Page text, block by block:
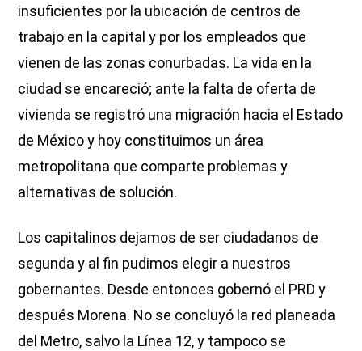
insuficientes por la ubicación de centros de
trabajo en la capital y por los empleados que
vienen de las zonas conurbadas. La vida en la
ciudad se encareció; ante la falta de oferta de
vivienda se registró una migración hacia el Estado
de México y hoy constituimos un área
metropolitana que comparte problemas y
alternativas de solución.
Los capitalinos dejamos de ser ciudadanos de
segunda y al fin pudimos elegir a nuestros
gobernantes. Desde entonces gobernó el PRD y
después Morena. No se concluyó la red planeada
del Metro, salvo la Línea 12, y tampoco se